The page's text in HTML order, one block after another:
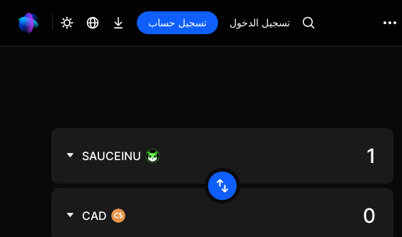
تسجيل الدخول تسجيل حساب
SAUCEINU
CAD